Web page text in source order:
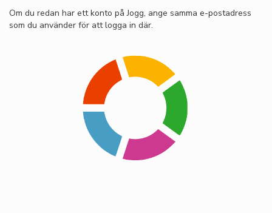
Om du redan har ett konto på Jogg, ange samma e-postadress
som du använder för att logga in där.